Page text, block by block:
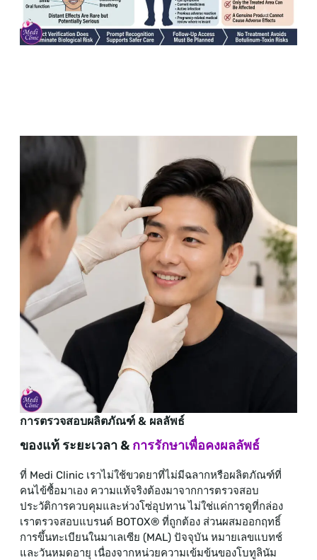
การตรวจสอบผลิตภัณฑ์ & ผลลัพธ์
ของแท้ ระยะเวลา & การรักษาเพื่อคงผลลัพธ์
ที่ Medi Clinic เราไม่ใช้ขวดยาที่ไม่มีฉลากหรือผลิตภัณฑ์ที่
คนไข้ซื้อมาเอง ความแท้จริงต้องมาจากการตรวจสอบ
ประวัติการควบคุมและห่วงโซ่อุปทาน ไม่ใช่แค่การดูที่กล่อง
เราตรวจสอบแบรนด์ BOTOX® ที่ถูกต้อง ส่วนผสมออกฤทธิ์
การขึ้นทะเบียนในมาเลเซีย (MAL) ปัจจุบัน หมายเลขแบทช์
และวันหมดอายุ เนื่องจากหน่วยความเข้มข้นของโบทูลินัม